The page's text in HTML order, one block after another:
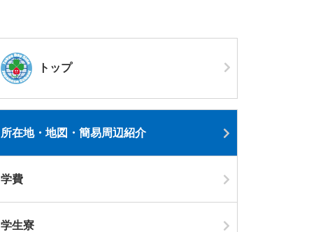
トップ
所在地・地図・簡易周辺紹介
学費
学生寮